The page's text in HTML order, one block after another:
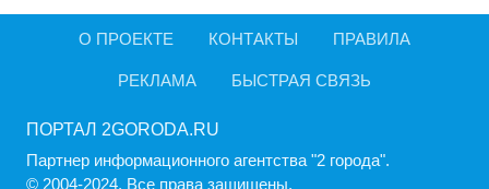
О ПРОЕКТЕ КОНТАКТЫ ПРАВИЛА
РЕКЛАМА БЫСТРАЯ СВЯЗЬ
ПОРТАЛ 2GORODA.RU
Партнер информационного агентства "2 города".
© 2004-2024, Все права защищены.